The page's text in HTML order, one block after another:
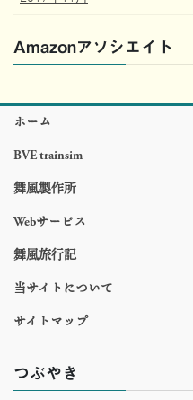
Amazonアソシエイト
ホーム
BVE trainsim
舞風製作所
Webサービス
舞風旅行記
当サイトについて
サイトマップ
つぶやき